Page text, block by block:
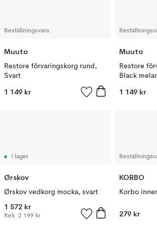
Beställningsvara
Muuto
Restore förvaringskorg rund,
Svart
1 149 kr
Muuto
Restore
Black
1 149 kr
I lager
Ørskov
Ørskov vedkorg mocka, svart
1 572 kr
Rek. 2 199 kr
KORBO
Korbo
279 kr